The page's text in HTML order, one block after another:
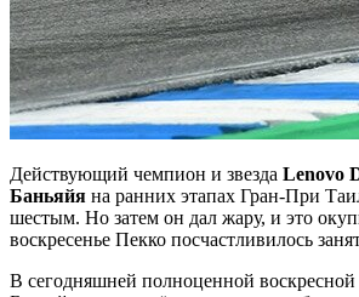
Действующий чемпион и звезда Lenovo
Баньяйя на ранних этапах Гран-При
шестым. Но затем он дал жару, и это
воскресенье Пекко посчастливилось
В сегодняшней полноценной